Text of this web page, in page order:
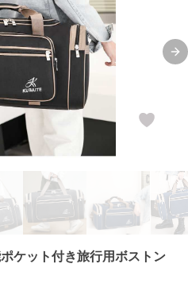
ケット付き旅行用ボストン